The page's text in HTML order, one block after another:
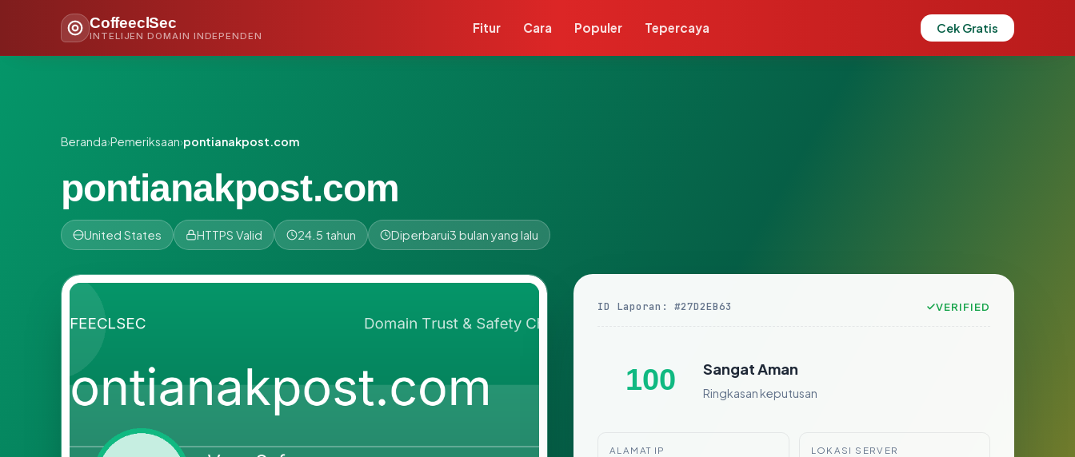
CoffeeclSec
INTELIJEN DOMAIN INDEPENDEN
Fitur Cara Populer Tepercaya Cek Gratis
Beranda›Pemeriksaan›pontianakpost.com
pontianakpost.com
United States HTTPS Valid 24.5 tahun Diperbarui3 bulan yang lalu
ID Laporan: #27D2EB63 VERIFIED
100 Sangat Aman
Ringkasan keputusan
ALAMAT IP LOKASI SERVER